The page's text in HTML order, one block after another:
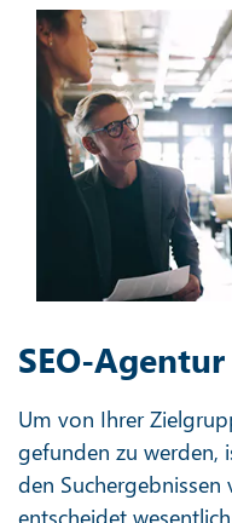
SEO-
Um von Ihrer
gefunden zu werden,
den Suchergebnissen
entscheidet